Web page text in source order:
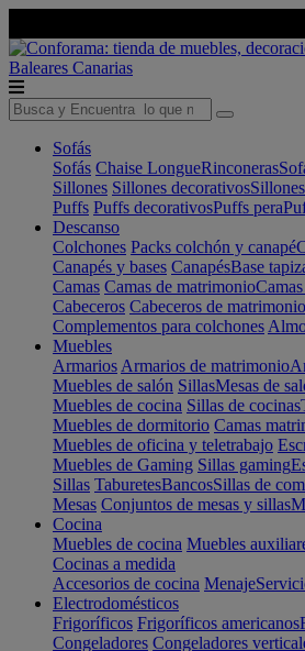
Baleares Canarias
Sofás
Sofás Chaise LongueRinconeras
Sillones Sillones decorativos
Puffs Puffs decorativosPuffs pera
Descanso
Colchones Packs colchón y canapé
Canapés y bases CanapésBase
Camas Camas de matrimonio
Cabeceros Cabeceros de matrimonio
Complementos para colchones
Muebles
Armarios Armarios de matrimonio
Muebles de salón SillasMesas de
Muebles de cocina Sillas de cocinas
Muebles de dormitorio Camas
Muebles de oficina y teletrabajo
Muebles de Gaming Sillas gaming
Sillas TaburetesBancosSillas de
Mesas Conjuntos de mesas y sillas
Cocina
Muebles de cocina Muebles
Cocinas a medida
Accesorios de cocina Menaje
Electrodomésticos
Frigoríficos Frigoríficos americanos
Congeladores Congeladores